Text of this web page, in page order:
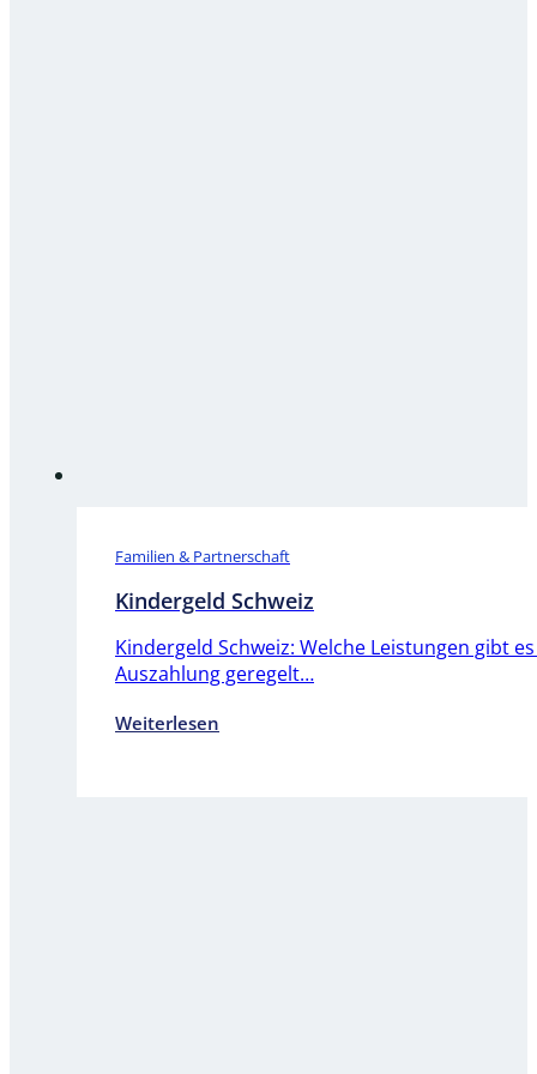
Familien & Partnerschaft
Kindergeld Schweiz
Kindergeld Schweiz: Welche Leistungen gibt
Auszahlung geregelt…
Weiterlesen